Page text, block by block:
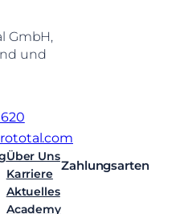
GmbH,
und
Über Uns
Karriere
Aktuelles
Academy
Zahlungsarten